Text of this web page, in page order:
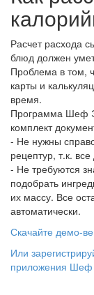
Расчет расхода
блюд должен
Проблема в том,
карты и
время.
Программа Шеф
комплект
- Не нужны
рецептур, т.к.
- Не требуются
подобрать
их массу. Все
автоматически.
Скачайте демо-
Или
приложения Шеф